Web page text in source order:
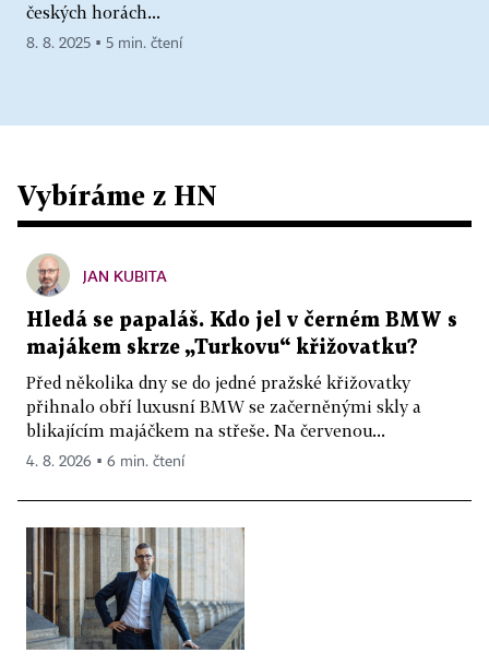
českých horách...
8. 8. 2025 ▪ 5 min. čtení
Vybíráme z HN
JAN KUBITA
Hledá se papaláš. Kdo jel v černém BMW s
majákem skrze „Turkovu“ křižovatku?
Před několika dny se do jedné pražské křižovatky
přihnalo obří luxusní BMW se začerněnými skly a
blikajícím majáčkem na střeše. Na červenou...
4. 8. 2026 ▪ 6 min. čtení